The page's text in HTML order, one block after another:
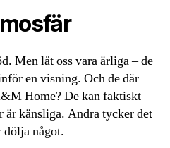
Men låt oss vara ärliga – de
en visning. Och de där
Home? De kan faktiskt
är känsliga. Andra tycker det
dölja något.